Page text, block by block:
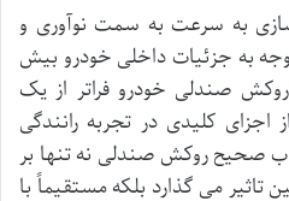
به سرعت به سمت نوآوری و
به جزئیات داخلی خودرو بیش
صندلی خودرو فراتر از یک
کلیدی در تجربه رانندگی
صحیح روکش صندلی نه تنها بر
می گذارد بلکه مستقیماً با